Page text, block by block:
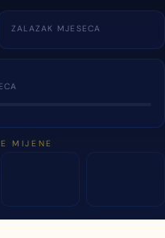
ZALAZAK MJESECA
MIJENE